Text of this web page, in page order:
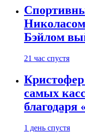
Бэйлом
21 час спустя
самых
благодаря
1 день спустя